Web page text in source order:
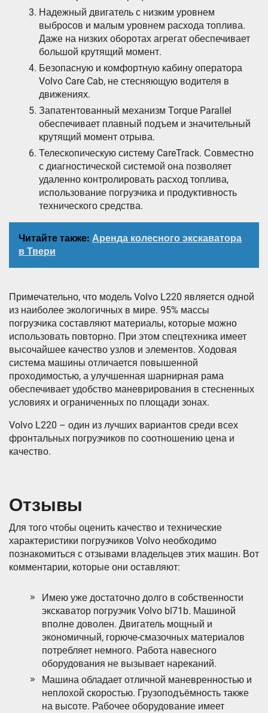
Надежный двигатель с низким уровнем
выбросов и малым уровнем расхода топлива.
Даже на низких оборотах агрегат обеспечивает
большой крутящий момент.
Безопасную и комфортную кабину оператора
Volvo Care Cab, не стесняющую водителя в
движениях.
Запатентованный механизм Torque Parallel
обеспечивает плавный подъем и значительный
крутящий момент отрыва.
Телескопическую систему CareTrack. Совместно
с диагностической системой она позволяет
удаленно контролировать расход топлива,
использование погрузчика и продуктивность
технического средства.
Читайте также: Аренда колесного экскаватора
в Твери
Примечательно, что модель Volvo L220 является одной
из наиболее экологичных в мире. 95% массы
погрузчика составляют материалы, которые можно
использовать повторно. При этом спецтехника имеет
высочайшее качество узлов и элементов. Ходовая
система машины отличается повышенной
проходимостью, а улучшенная шарнирная рама
обеспечивает удобство маневрирования в стесненных
условиях и ограниченных по площади зонах.
Volvo L220 – один из лучших вариантов среди всех
фронтальных погрузчиков по соотношению цена и
качество.
Отзывы
Для того чтобы оценить качество и технические
характеристики погрузчиков Volvo необходимо
познакомиться с отзывами владельцев этих машин. Вот
комментарии, которые они оставляют:
Имею уже достаточно долго в собственности
экскаватор погрузчик Volvo bl71b. Машиной
вполне доволен. Двигатель мощный и
экономичный, горюче-смазочных материалов
потребляет немного. Работа навесного
оборудования не вызывает нареканий.
Машина обладает отличной маневренностью и
неплохой скоростью. Грузоподъёмность также
на высоте. Рабочее оборудование имеет